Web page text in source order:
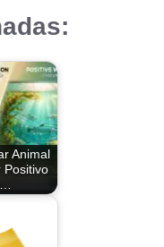
Animal
Positivo